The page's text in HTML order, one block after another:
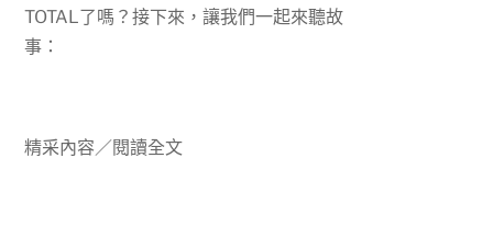
TOTAL了嗎？接下來，讓我們一起來聽故
事：
精采內容／閱讀全文